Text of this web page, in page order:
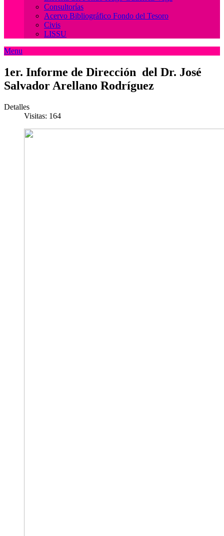
Consultorías
Acervo Bibliográfico Fondo del Tesoro
Civis
LISSU
Menu
1er. Informe de Dirección del Dr. José
Salvador Arellano Rodríguez
Detalles
Visitas: 164